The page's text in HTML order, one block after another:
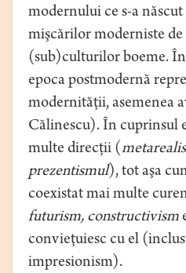
modernului ce s-a
mişcărilor moderniste de
(sub)culturilor boeme.
epoca postmodernă
modernităţii, asemenea
Călinescu). În cuprinsul
multe direcţii (
prezentismul), tot aşa
coexistat mai multe
futurism, constructivism
convieţuiesc cu el
impresionism).